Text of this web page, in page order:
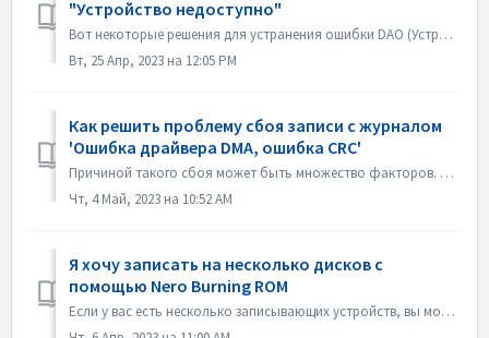
"Устройство недоступно"
Вот некоторые решения для устранения ошибки DAO (Устройство недоступно). Обновление или откат прошивки драйвера В основном эта проблема возникает после об...
Вт, 25 Апр, 2023 на 12:05 PM
Как решить проблему сбоя записи с журналом
'Ошибка драйвера DMA, ошибка CRC'
Причиной такого сбоя может быть множество факторов. Пожалуйста, попробуйте следующие методы: 1. Отсоедините кабели передачи данных на устройстве прожига; 2...
Чт, 4 Май, 2023 на 10:52 AM
Я хочу записать на несколько дисков с
помощью Nero Burning ROM
Если у вас есть несколько записывающих устройств, вы можете отметить опцию "Использовать несколько записывающих устройств" на вкладке Burn перед з...